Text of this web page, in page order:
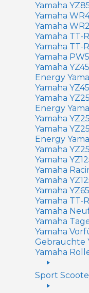
Yamaha
Yamaha
Yamaha
Yamaha TT-
Yamaha TT-
Yamaha
Yamaha
Energy
Yamaha
Yamaha
Energy
Yamaha
Yamaha
Energy
Yamaha
Yamaha
Yamaha
Yamaha
Yamaha YZ65
Yamaha TT-
Yamaha
Yamaha
Yamaha
Gebrauchte
Yamaha
Sport